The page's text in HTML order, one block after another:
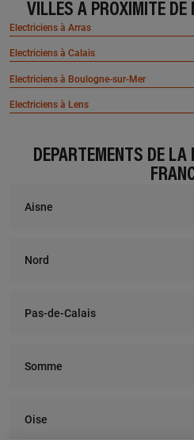
VILLES À PROXIMITÉ DE
Electriciens à Arras
Electriciens à Calais
Electriciens à Boulogne-sur-Mer
Electriciens à Lens
DÉPARTEMENTS DE LA
Aisne
Nord
Pas-de-Calais
Somme
Oise